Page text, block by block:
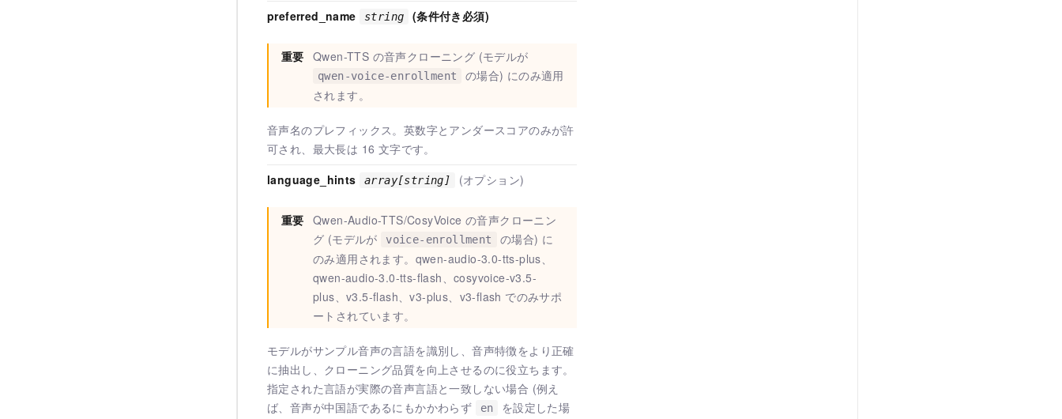
preferred_name string (条件付き必須)
重要 Qwen-TTS の音声クローニング (モデルが
qwen-voice-enrollment
の場合) にのみ適用
されます。
音声名のプレフィックス。英数字とアンダースコアのみが許
可され、最大長は 16 文字です。
language_hints
array[string] (オプション)
重要 Qwen-Audio-TTS/CosyVoice の音声クローニン
グ (モデルが
voice-enrollment
の場合) に
のみ適用されます。 qwen-audio-3.0-tts-plus、
qwen-audio-3.0-tts-flash、cosyvoice-v3.5-
plus、v3.5-flash、v3-plus、v3-flash でのみサポ
ートされています。
モデルがサンプル音声の言語を識別し、音声特徴をより正確
に抽出し、クローニング品質を向上させるのに役立ちます。
指定された言語が実際の音声言語と一致しない場合 (例え
ば、音声が中国語であるにもかかわらず
en を設定した場